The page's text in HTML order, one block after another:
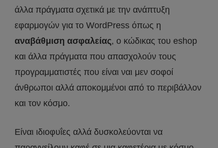
άλλα πράγματα σχετικά με την ανάπτυξη
εφαρμογών για το WordPress όπως η
αναβάθμιση ασφαλείας, ο κώδικας του eshop
και άλλα πράγματα που απασχολούν τους
προγραμματιστές που είναι ναι μεν σοφοί
άνθρωποι αλλά αποκομμένοι από το περιβάλλον
και τον κόσμο.
Είναι ιδιοφυΐες αλλά δυσκολεύονται να